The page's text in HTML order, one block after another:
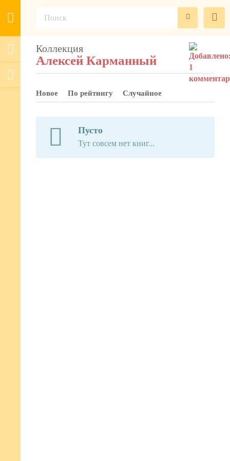
Коллекция
Алексей Карманный
Новое По рейтингу Случайное
Пусто
Тут совсем нет книг...